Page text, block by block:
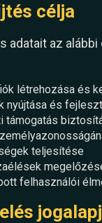
célja
adatait az
létrehozása és
nyújtása és
támogatás
teljesítése
felhasználói